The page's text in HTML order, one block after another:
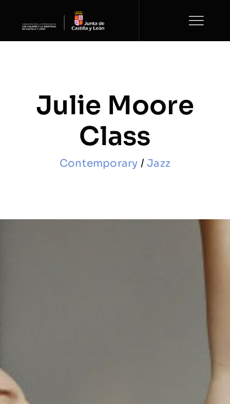
contenido
Julie Moore
Class
Contemporary /Jazz